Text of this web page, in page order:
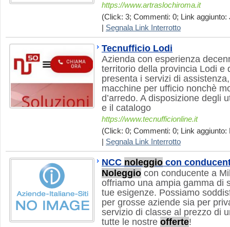
https://www.artraslochiroma.it
(Click: 3; Commenti: 0; Link aggiunto:
Segnala Link Interrotto
Tecnufficio Lodi
Azienda con esperienza
territorio della provincia Lodi e
presenta i servizi di
macchine per ufficio nonchè
d’arredo. A disposizione degli
e il catalogo
https://www.tecnufficionline.it
(Click: 0; Commenti: 0; Link aggiunto:
Segnala Link Interrotto
NCC noleggio con
Noleggio con conducente a
offriamo una ampia gamma di
tue esigenze. Possiamo
per grosse aziende sia per
servizio di classe al prezzo di
tutte le nostre offerte!